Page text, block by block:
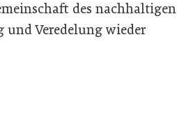
des nachhaltigen
und Veredelung wieder